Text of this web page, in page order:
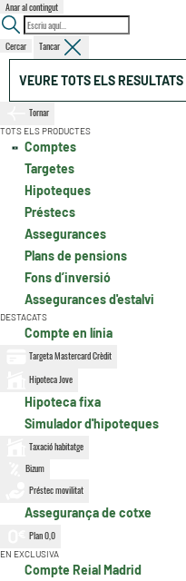
Anar al contingut
Cercar Tancar
VEURE TOTS ELS RESULTATS
Tornar
TOTS ELS PRODUCTES
Comptes
Targetes
Hipoteques
Préstecs
Assegurances
Plans de pensions
Fons d’inversió
Assegurances d'estalvi
DESTACATS
Compte en línia
Targeta Mastercard Crèdit
Hipoteca Jove
Hipoteca fixa
Simulador d'hipoteques
Taxació habitatge
Bizum
Préstec movilitat
Assegurança de cotxe
Plan 0,0
EN EXCLUSIVA
Compte Reial Madrid